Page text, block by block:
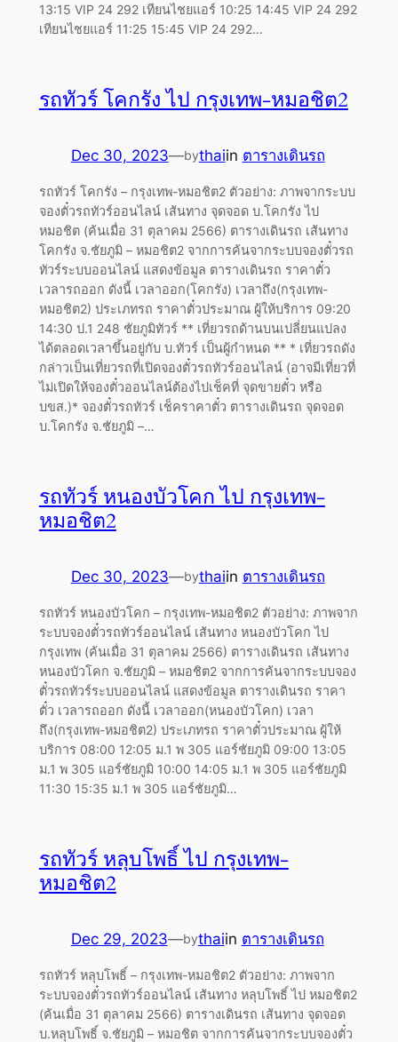
13:15 VIP 24 292 เทียนไชยแอร์ 10:25 14:45 VIP 24 292
เทียนไชยแอร์ 11:25 15:45 VIP 24 292…
รถทัวร์ โคกรัง ไป กรุงเทพ-หมอชิต2
Dec 30, 2023—bythaiin ตารางเดินรถ
รถทัวร์ โคกรัง – กรุงเทพ-หมอชิต2 ตัวอย่าง: ภาพจากระบบ
จองตั๋วรถทัวร์ออนไลน์ เส้นทาง จุดจอด บ.โคกรัง ไป
หมอชิต (ค้นเมื่อ 31 ตุลาคม 2566) ตารางเดินรถ เส้นทาง
โคกรัง จ.ชัยภูมิ – หมอชิต2 จากการค้นจากระบบจองตั๋วรถ
ทัวร์ระบบออนไลน์ แสดงข้อมูล ตารางเดินรถ ราคาตั๋ว
เวลารถออก ดังนี้ เวลาออก(โคกรัง) เวลาถึง(กรุงเทพ-
หมอชิต2) ประเภทรถ ราคาตั๋วประมาณ ผู้ให้บริการ 09:20
14:30 ป.1 248 ชัยภูมิทัวร์ ** เที่ยวรถด้านบนเปลี่ยนแปลง
ได้ตลอดเวลาขึ้นอยู่กับ บ.ทัวร์ เป็นผู้กำหนด ** * เที่ยวรถดัง
กล่าวเป็นเที่ยวรถที่เปิดจองตั๋วรถทัวร์ออนไลน์ (อาจมีเที่ยวที่
ไม่เปิดให้จองตั๋วออนไลน์ต้องไปเช็คที่ จุดขายตั๋ว หรือ
บขส.)* จองตั๋วรถทัวร์ เช็คราคาตั๋ว ตารางเดินรถ จุดจอด
บ.โคกรัง จ.ชัยภูมิ –…
รถทัวร์ หนองบัวโคก ไป กรุงเทพ-
หมอชิต2
Dec 30, 2023—bythaiin ตารางเดินรถ
รถทัวร์ หนองบัวโคก – กรุงเทพ-หมอชิต2 ตัวอย่าง: ภาพจาก
ระบบจองตั๋วรถทัวร์ออนไลน์ เส้นทาง หนองบัวโคก ไป
กรุงเทพ (ค้นเมื่อ 31 ตุลาคม 2566) ตารางเดินรถ เส้นทาง
หนองบัวโคก จ.ชัยภูมิ – หมอชิต2 จากการค้นจากระบบจอง
ตั๋วรถทัวร์ระบบออนไลน์ แสดงข้อมูล ตารางเดินรถ ราคา
ตั๋ว เวลารถออก ดังนี้ เวลาออก(หนองบัวโคก) เวลา
ถึง(กรุงเทพ-หมอชิต2) ประเภทรถ ราคาตั๋วประมาณ ผู้ให้
บริการ 08:00 12:05 ม.1 พ 305 แอร์ชัยภูมิ 09:00 13:05
ม.1 พ 305 แอร์ชัยภูมิ 10:00 14:05 ม.1 พ 305 แอร์ชัยภูมิ
11:30 15:35 ม.1 พ 305 แอร์ชัยภูมิ…
รถทัวร์ หลุบโพธิ์ ไป กรุงเทพ-
หมอชิต2
Dec 29, 2023—bythaiin ตารางเดินรถ
รถทัวร์ หลุบโพธิ์ – กรุงเทพ-หมอชิต2 ตัวอย่าง: ภาพจาก
ระบบจองตั๋วรถทัวร์ออนไลน์ เส้นทาง หลุบโพธิ์ ไป หมอชิต2
(ค้นเมื่อ 31 ตุลาคม 2566) ตารางเดินรถ เส้นทาง จุดจอด
บ.หลุบโพธิ์ จ.ชัยภูมิ – หมอชิต จากการค้นจากระบบจองตั๋ว